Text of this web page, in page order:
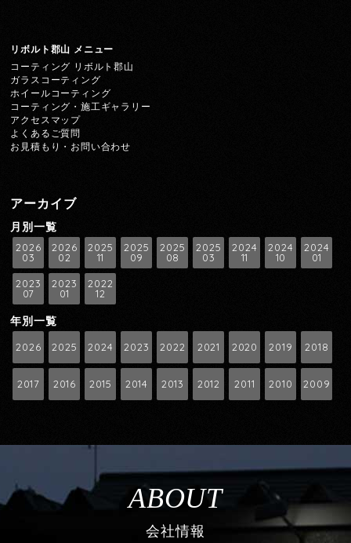
リボルト郡山 メニュー
コーティング リボルト郡山
ガラスコーティング
ホイールコーティング
コーティング・施工ギャラリー
アクセスマップ
よくあるご質問
お見積もり・お問い合わせ
アーカイブ
月別一覧
2026
03
2026
02
2025
11
2025
09
2025
08
2025
03
2024
11
2024
10
2024
01
2023
07
2023
01
2022
12
年別一覧
2026 2025 2024 2023 2022 2021 2020 2019 2018
2017 2016 2015 2014 2013 2012 2011 2010 2009
ABOUT
会社情報